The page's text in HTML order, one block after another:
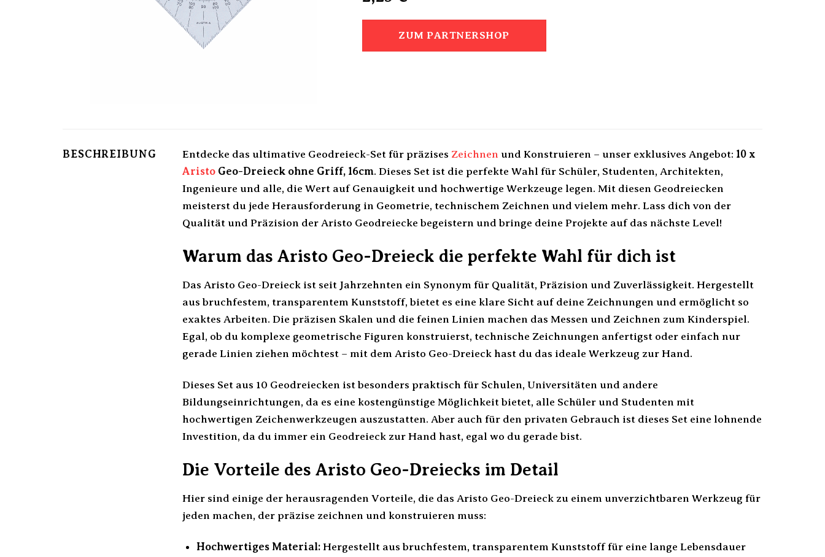
ZUM PARTNERSHOP
BESCHREIBUNG Entdecke das ultimative Geodreieck-Set für präzises Zeichnen und Konstruieren – unser exklusives Angebot: 10 x
Aristo Geo-Dreieck ohne Griff, 16cm. Dieses Set ist die perfekte Wahl für Schüler, Studenten, Architekten,
Ingenieure und alle, die Wert auf Genauigkeit und hochwertige Werkzeuge legen. Mit diesen Geodreiecken
meisterst du jede Herausforderung in Geometrie, technischem Zeichnen und vielem mehr. Lass dich von der
Qualität und Präzision der Aristo Geodreiecke begeistern und bringe deine Projekte auf das nächste Level!
Warum das Aristo Geo-Dreieck die perfekte Wahl für dich ist
Das Aristo Geo-Dreieck ist seit Jahrzehnten ein Synonym für Qualität, Präzision und Zuverlässigkeit. Hergestellt
aus bruchfestem, transparentem Kunststoff, bietet es eine klare Sicht auf deine Zeichnungen und ermöglicht so
exaktes Arbeiten. Die präzisen Skalen und die feinen Linien machen das Messen und Zeichnen zum Kinderspiel.
Egal, ob du komplexe geometrische Figuren konstruierst, technische Zeichnungen anfertigst oder einfach nur
gerade Linien ziehen möchtest – mit dem Aristo Geo-Dreieck hast du das ideale Werkzeug zur Hand.
Dieses Set aus 10 Geodreiecken ist besonders praktisch für Schulen, Universitäten und andere
Bildungseinrichtungen, da es eine kostengünstige Möglichkeit bietet, alle Schüler und Studenten mit
hochwertigen Zeichenwerkzeugen auszustatten. Aber auch für den privaten Gebrauch ist dieses Set eine lohnende
Investition, da du immer ein Geodreieck zur Hand hast, egal wo du gerade bist.
Die Vorteile des Aristo Geo-Dreiecks im Detail
Hier sind einige der herausragenden Vorteile, die das Aristo Geo-Dreieck zu einem unverzichtbaren Werkzeug für
jeden machen, der präzise zeichnen und konstruieren muss:
Hochwertiges Material:Hergestellt aus bruchfestem, transparentem Kunststoff für eine lange Lebensdauer